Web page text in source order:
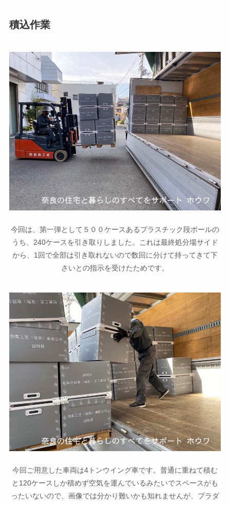
積込作業
今回は、第一弾として５００ケースあるプラスチック段ボールの
うち、240ケースを引き取りしました。これは最終処分場サイド
から、1回で全部は引き取れないので数回に分けて持ってきて下
さいとの指示を受けたためです。
今回ご用意した車両は4トンウイング車です。普通に重ねて積む
と120ケースしか積めず空気を運んでいるみたいでスペースがも
ったいないので、画像では分かり難いかも知れませんが、プラダ